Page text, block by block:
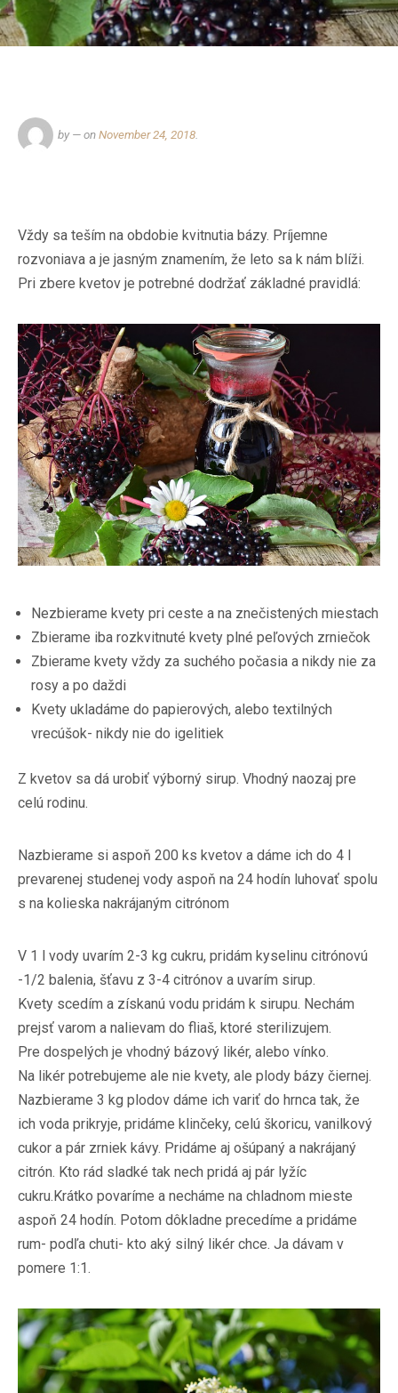
by — on November 24, 2018
Vždy sa teším na obdobie kvitnutia bázy. Príjemne
rozvoniava a je jasným znamením, že leto sa k nám blíži.
Pri zbere kvetov je potrebné dodržať základné pravidlá:
Nezbierame kvety pri ceste a na znečistených miestach
Zbierame iba rozkvitnuté kvety plné peľových zrniečok
Zbierame kvety vždy za suchého počasia a nikdy nie za
rosy a po daždi
Kvety ukladáme do papierových, alebo textilných
vrecúšok- nikdy nie do igelitiek
Z kvetov sa dá urobiť výborný sirup. Vhodný naozaj pre
celú rodinu.
Nazbierame si aspoň 200 ks kvetov a dáme ich do 4 l
prevarenej studenej vody aspoň na 24 hodín luhovať spolu
s na kolieska nakrájaným citrónom
V 1 l vody uvarím 2-3 kg cukru, pridám kyselinu citrónovú
-1/2 balenia, šťavu z 3-4 citrónov a uvarím sirup.
Kvety scedím a získanú vodu pridám k sirupu. Nechám
prejsť varom a nalievam do fliaš, ktoré sterilizujem.
Pre dospelých je vhodný bázový likér, alebo vínko.
Na likér potrebujeme ale nie kvety, ale plody bázy čiernej.
Nazbierame 3 kg plodov dáme ich variť do hrnca tak, že
ich voda prikryje, pridáme klinčeky, celú škoricu, vanilkový
cukor a pár zrniek kávy. Pridáme aj ošúpaný a nakrájaný
citrón. Kto rád sladké tak nech pridá aj pár lyžíc
cukru.Krátko povaríme a necháme na chladnom mieste
aspoň 24 hodín. Potom dôkladne precedíme a pridáme
rum- podľa chuti- kto aký silný likér chce. Ja dávam v
pomere 1:1.